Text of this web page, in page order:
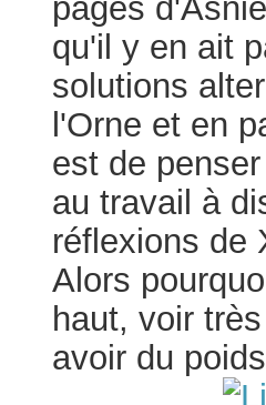
pages
qu'il y en ait
solutions
l'Orne et en
est de
au travail à
réflexions de
Alors
haut, voir
avoir du